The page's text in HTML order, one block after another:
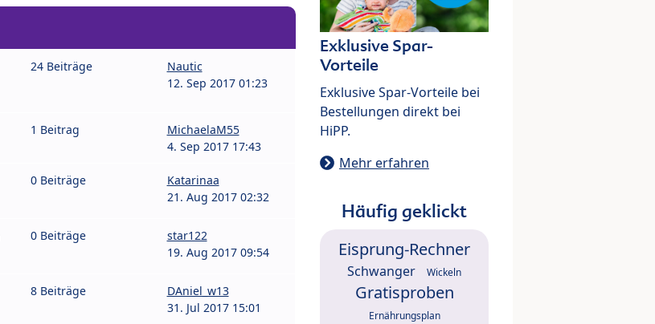
24 Beiträge
Nautic
12. Sep 2017 01:23
1 Beitrag
MichaelaM55
4. Sep 2017 17:43
0 Beiträge
Katarinaa
21. Aug 2017 02:32
0 Beiträge
star122
19. Aug 2017 09:54
8 Beiträge
DAniel_w13
31. Jul 2017 15:01
Exklusive Spar-
Vorteile
Exklusive Spar-Vorteile bei
Bestellungen direkt bei
HiPP.
Mehr erfahren
Häufig geklickt
Eisprung-Rechner
Schwanger Wickeln
Gratisproben
Ernährungsplan